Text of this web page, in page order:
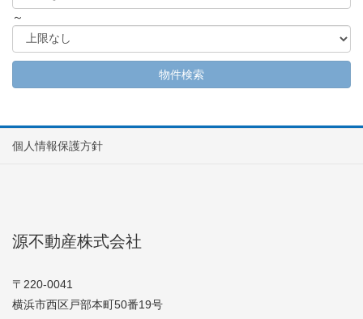
～
個人情報保護方針
源不動産株式会社
〒220-0041
横浜市西区戸部本町50番19号